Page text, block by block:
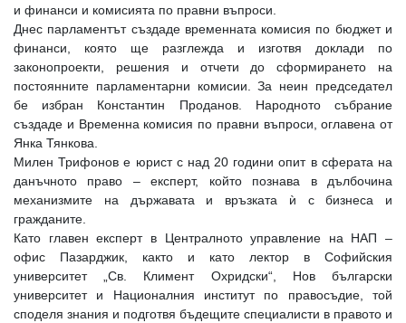
и финанси и комисията по правни въпроси.
Днес парламентът създаде временната комисия по бюджет и
финанси, която ще разглежда и изготвя доклади по
законопроекти, решения и отчети до сформирането на
постоянните парламентарни комисии. За неин председател
бе избран Константин Проданов. Народното събрание
създаде и Временна комисия по правни въпроси, оглавена от
Янка Тянкова.
Милен Трифонов е юрист с над 20 години опит в сферата на
данъчното право – експерт, който познава в дълбочина
механизмите на държавата и връзката ѝ с бизнеса и
гражданите.
Като главен експерт в Централното управление на НАП –
офис Пазарджик, както и като лектор в Софийския
университет „Св. Климент Охридски“, Нов български
университет и Националния институт по правосъдие, той
споделя знания и подготвя бъдещите специалисти в правото и